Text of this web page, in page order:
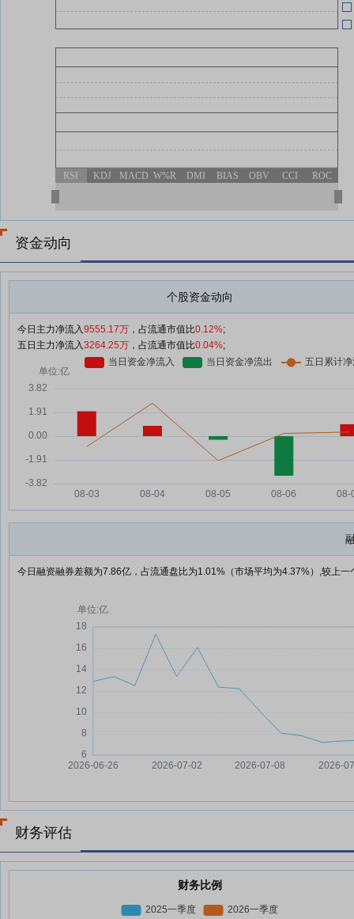
RSI KDJ MACD W%R DMI BIAS OBV CCI ROC
资金动向
个股资金动向
今日主力净流入9555.17万 ，占流通市值比0.12%;
五日主力净流入3264.25万 ，占流通市值比0.04%;
今日融资融券差额为7.86亿，占流通盘比为1.01%（市场平均为4.37%）,较上一
财务评估
财务比例